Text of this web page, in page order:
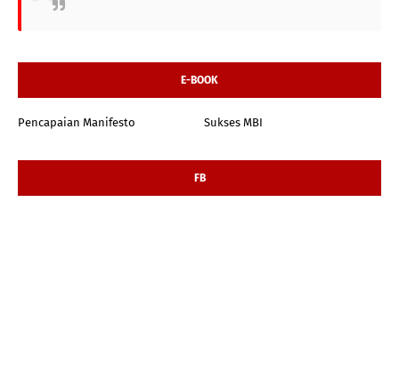
E-BOOK
Pencapaian Manifesto Sukses MBI
FB